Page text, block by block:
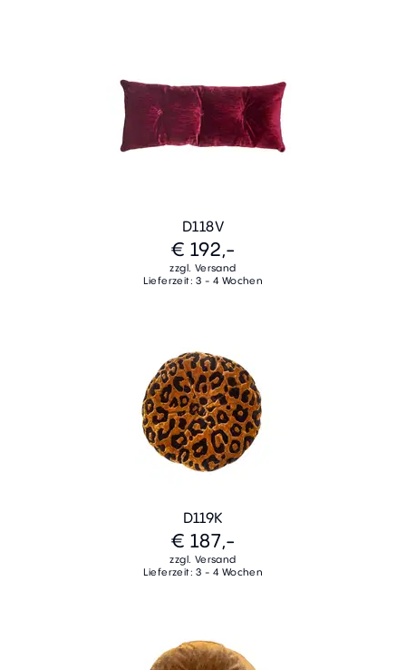
D118V
€ 192,-
zzgl. Versand
Lieferzeit: 3 - 4 Wochen
D119K
€ 187,-
zzgl. Versand
Lieferzeit: 3 - 4 Wochen